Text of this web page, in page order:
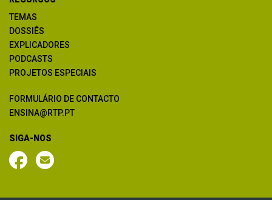
TEMAS
DOSSIÊS
EXPLICADORES
PODCASTS
PROJETOS ESPECIAIS
FORMULÁRIO DE CONTACTO
ENSINA@RTP.PT
SIGA-NOS